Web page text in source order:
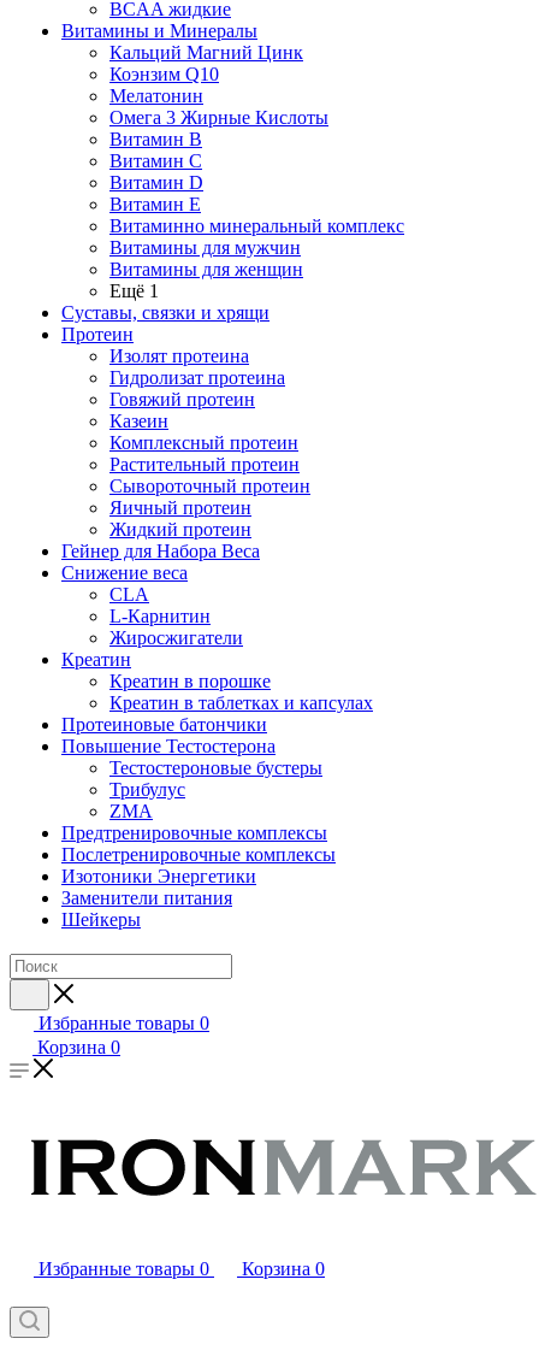
BCAA жидкие
Витамины и Минералы
Кальций Магний Цинк
Коэнзим Q10
Мелатонин
Омега 3 Жирные Кислоты
Витамин B
Витамин C
Витамин D
Витамин E
Витаминно минеральный комплекс
Витамины для мужчин
Витамины для женщин
Ещё 1
Суставы, связки и хрящи
Протеин
Изолят протеина
Гидролизат протеина
Говяжий протеин
Казеин
Комплексный протеин
Растительный протеин
Сывороточный протеин
Яичный протеин
Жидкий протеин
Гейнер для Набора Веса
Снижение веса
CLA
L-Карнитин
Жиросжигатели
Креатин
Креатин в порошке
Креатин в таблетках и капсулах
Протеиновые батончики
Повышение Тестостерона
Тестостероновые бустеры
Трибулус
ZMA
Предтренировочные комплексы
Послетренировочные комплексы
Изотоники Энергетики
Заменители питания
Шейкеры
Избранные товары 0
Корзина 0
Избранные товары 0 Корзина 0